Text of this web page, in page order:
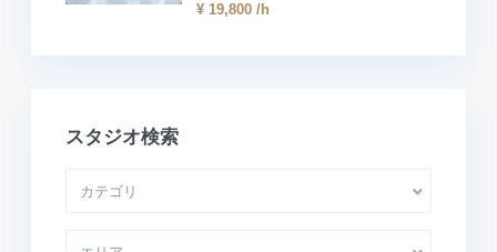
¥ 19,800 /h
スタジオ検索
カテゴリ